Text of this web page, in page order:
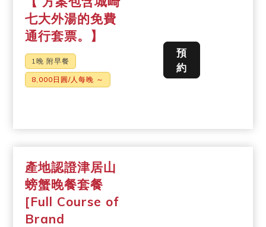
七大外湯的免費
通行套票。】
1晚 附早餐
8,000日圓/人每晚 ～
預
約
產地認證津居山
螃蟹晚餐套餐
[Full Course of
Brand